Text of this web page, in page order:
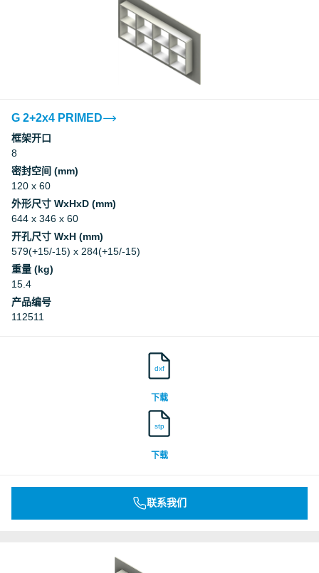
G 2+2x4 PRIMED
框架开口
8
密封空间 (mm)
120 x 60
外形尺寸 WxHxD (mm)
644 x 346 x 60
开孔尺寸 WxH (mm)
579(+15/-15) x 284(+15/-15)
重量 (kg)
15.4
产品编号
112511
dxf
下载
stp
下载
联系我们